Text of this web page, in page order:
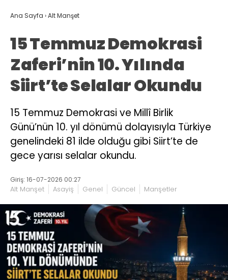
Ana Sayfa ›Alt Manşet
15 Temmuz Demokrasi
Zaferi’nin 10. Yılında
Siirt’te Selalar Okundu
15 Temmuz Demokrasi ve Millî Birlik
Günü’nün 10. yıl dönümü dolayısıyla Türkiye
genelindeki 81 ilde olduğu gibi Siirt’te de
gece yarısı selalar okundu.
Giriş: 16-07-2026 00:27
Alt Manşet Asayiş Genel Güncel Manşetler